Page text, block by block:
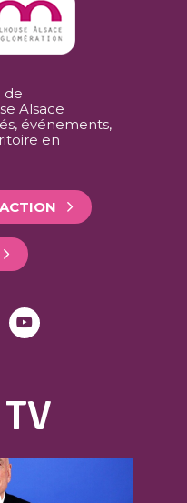
de
Alsace
événements,
en